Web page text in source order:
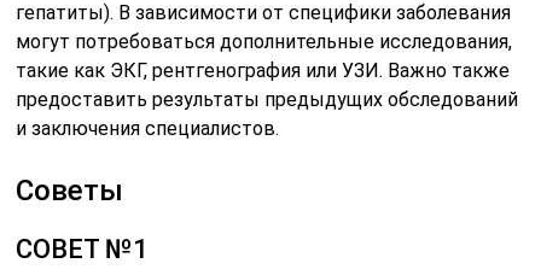
гепатиты). В зависимости от специфики заболевания
могут потребоваться дополнительные исследования,
такие как ЭКГ, рентгенография или УЗИ. Важно также
предоставить результаты предыдущих обследований
и заключения специалистов.
Советы
СОВЕТ №1